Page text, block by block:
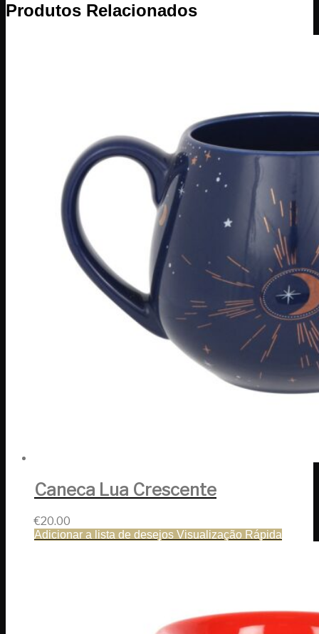
Produtos Relacionados
Caneca Lua Crescente
€20.00
Adicionar a lista de desejos Visualização Rápida